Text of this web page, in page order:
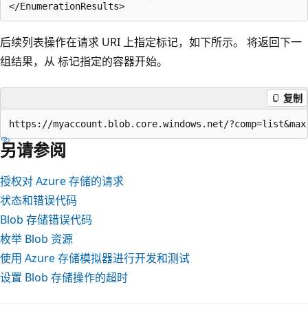
后续列表操作在请求 URI 上指定标记，如下所示。 将返回下一
组结果，从 标记指定的容器开始。
复制
另请参阅
授权对 Azure 存储的请求
状态和错误代码
Blob 存储错误代码
枚举 Blob 资源
使用 Azure 存储模拟器进行开发和测试
设置 Blob 存储操作的超时